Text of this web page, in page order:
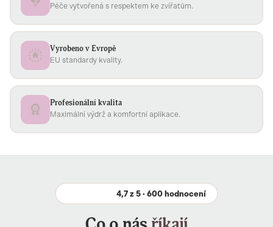
Péče vytvořená s respektem ke zvířatům.
Vyrobeno v Evropě
EU standardy kvality.
Profesionální kvalita
Maximální výdrž a komfortní aplikace.
4,7 z 5 · 600 hodnocení